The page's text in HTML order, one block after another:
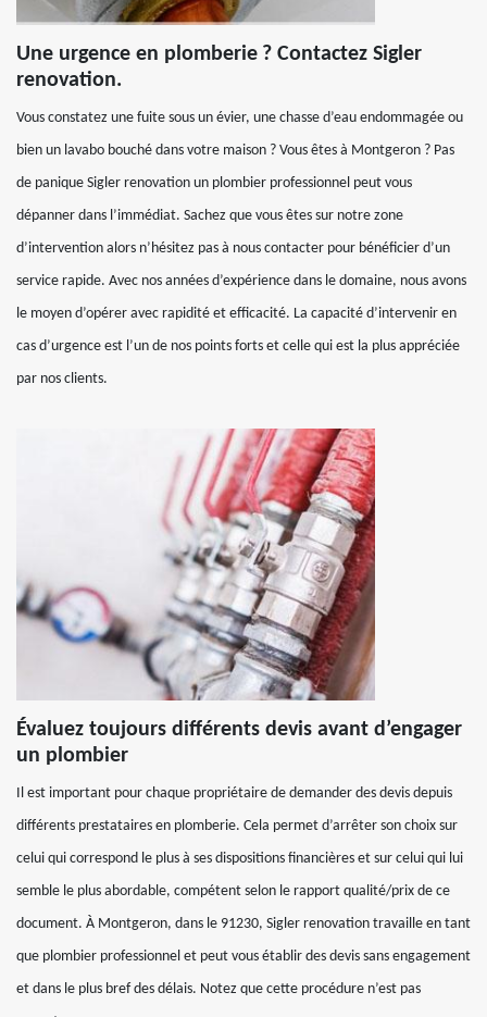
Une urgence en plomberie ? Contactez Sigler
renovation.
Vous constatez une fuite sous un évier, une chasse d’eau endommagée ou
bien un lavabo bouché dans votre maison ? Vous êtes à Montgeron ? Pas
de panique Sigler renovation un plombier professionnel peut vous
dépanner dans l’immédiat. Sachez que vous êtes sur notre zone
d’intervention alors n’hésitez pas à nous contacter pour bénéficier d’un
service rapide. Avec nos années d’expérience dans le domaine, nous avons
le moyen d’opérer avec rapidité et efficacité. La capacité d’intervenir en
cas d’urgence est l’un de nos points forts et celle qui est la plus appréciée
par nos clients.
Évaluez toujours différents devis avant d’engager
un plombier
Il est important pour chaque propriétaire de demander des devis depuis
différents prestataires en plomberie. Cela permet d’arrêter son choix sur
celui qui correspond le plus à ses dispositions financières et sur celui qui lui
semble le plus abordable, compétent selon le rapport qualité/prix de ce
document. À Montgeron, dans le 91230, Sigler renovation travaille en tant
que plombier professionnel et peut vous établir des devis sans engagement
et dans le plus bref des délais. Notez que cette procédure n’est pas